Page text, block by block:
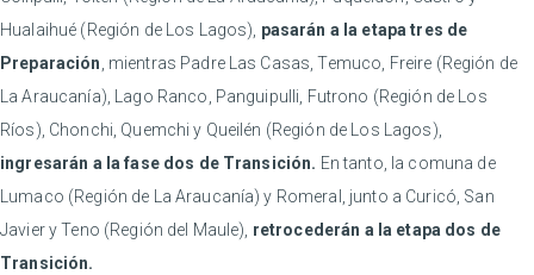
Hualaihué (Región de Los Lagos), pasarán a la etapa tres de
Preparación , mientras Padre Las Casas, Temuco, Freire (Región de
La Araucanía), Lago Ranco, Panguipulli, Futrono (Región de Los
Ríos), Chonchi, Quemchi y Queilén (Región de Los Lagos),
ingresarán a la fase dos de Transición. En tanto, la comuna de
Lumaco (Región de La Araucanía) y Romeral, junto a Curicó, San
Javier y Teno (Región del Maule), retrocederán a la etapa dos de
Transición.